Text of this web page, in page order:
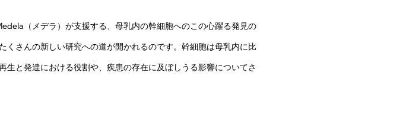
（メデラ）が支援する、母乳内の幹細胞へのこの心躍る発見の
くさんの新しい研究への道が開かれるのです。幹細胞は母乳内に比
と発達における役割や、疾患の存在に及ぼしうる影響についてさ